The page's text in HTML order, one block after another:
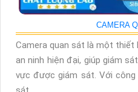
CAMERA
Camera quan sát là một
an ninh hiện đại, giúp giám
vực được giám sát. Với công